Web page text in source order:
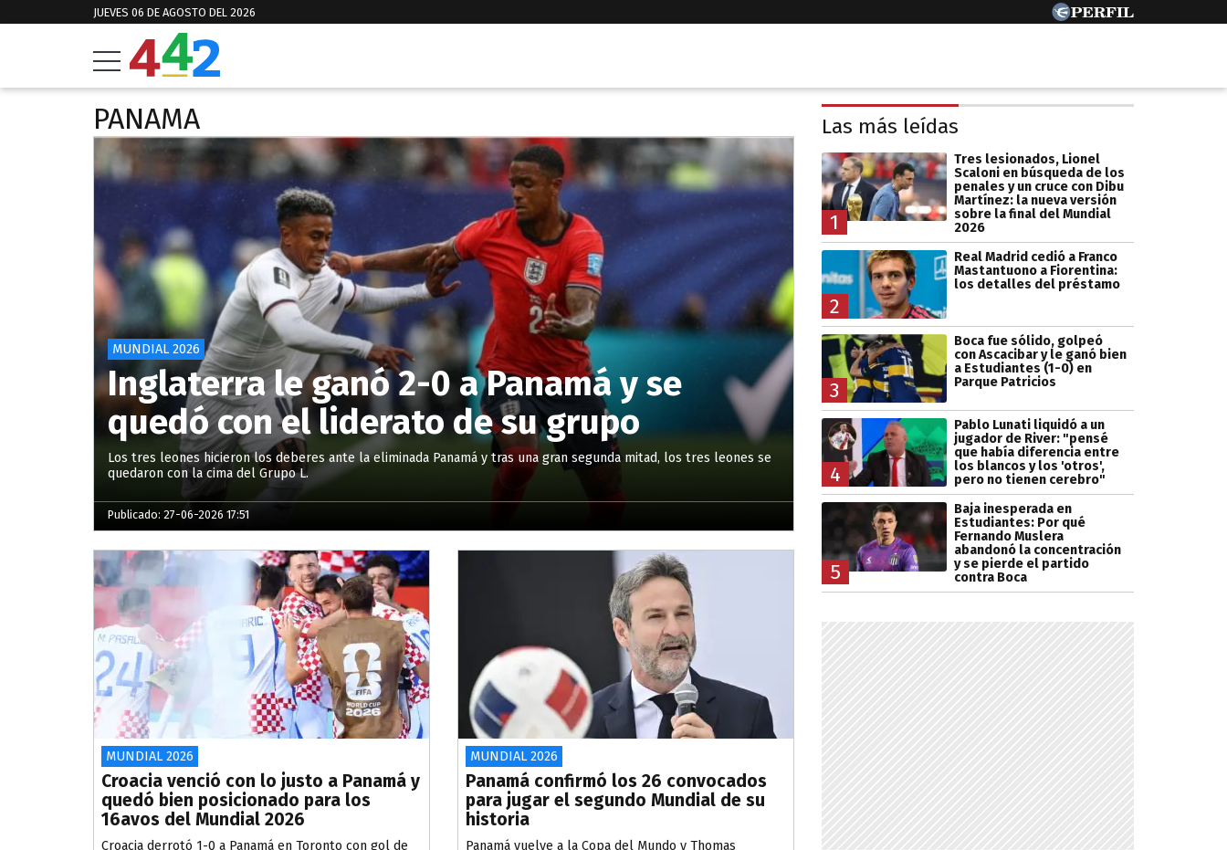
JUEVES 06 DE AGOSTO DEL 2026
PANAMA
MUNDIAL 2026
Inglaterra le ganó 2-0 a Panamá y se
quedó con el liderato de su grupo
Los tres leones hicieron los deberes ante la eliminada Panamá y tras una gran segunda mitad, los tres leones se
quedaron con la cima del Grupo L.
Publicado: 27-06-2026 17:51
MUNDIAL 2026
Croacia venció con lo justo a Panamá y
quedó bien posicionado para los
16avos del Mundial 2026
Croacia derrotó 1-0 a Panamá en Toronto con gol de
MUNDIAL 2026
Panamá confirmó los 26 convocados
para jugar el segundo Mundial de su
historia
Panamá vuelve a la Copa del Mundo y Thomas
Las más leídas
1
Tres lesionados, Lionel
Scaloni en búsqueda de los
penales y un cruce con Dibu
Martínez: la nueva versión
sobre la final del Mundial
2026
2
Real Madrid cedió a Franco
Mastantuono a Fiorentina:
los detalles del préstamo
3
Boca fue sólido, golpeó
con Ascacibar y le ganó bien
a Estudiantes (1-0) en
Parque Patricios
4
Pablo Lunati liquidó a un
jugador de River: "pensé
que había diferencia entre
los blancos y los 'otros',
pero no tienen cerebro"
5
Baja inesperada en
Estudiantes: Por qué
Fernando Muslera
abandonó la concentración
y se pierde el partido
contra Boca